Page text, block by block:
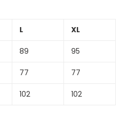
L XL
89 95
77 77
102 102